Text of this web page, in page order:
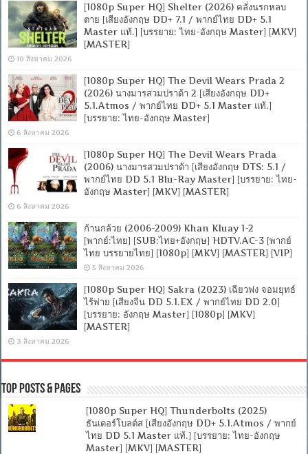
[1080p Super HQ] Shelter (2026) คลั่งนรกหลบ
ตาย [เสียงอังกฤษ DD+ 7.1 / พากย์ไทย DD+ 5.1
Master แท้.] [บรรยาย: ไทย-อังกฤษ Master] [MKV]
[MASTER]
10 สิงหาคม 2026
[1080p Super HQ] The Devil Wears Prada 2
(2026) นางมารสวมปราด้า 2 [เสียงอังกฤษ DD+
5.1.Atmos / พากย์ไทย DD+ 5.1 Master แท้.]
[บรรยาย: ไทย-อังกฤษ Master]
6 สิงหาคม 2026
[1080p Super HQ] The Devil Wears Prada
(2006) นางมารสวมปราด้า [เสียงอังกฤษ DTS: 5.1 /
พากย์ไทย DD 5.1 Blu-Ray Master] [บรรยาย: ไทย-
อังกฤษ Master] [MKV] [MASTER]
6 สิงหาคม 2026
ก้านกล้วย (2006-2009) Khan Kluay 1-2
[พากย์:ไทย] [SUB:ไทย+อังกฤษ] HDTV.AC-3 [พากย์
ไทย บรรยายไทย] [1080p] [MKV] [MASTER] [VIP]
5 สิงหาคม 2026
[1080p Super HQ] Sakra (2023) เฉียวฟง จอมยุทธ์
ไร้พ่าย [เสียงจีน DD 5.1.EX / พากย์ไทย DD 2.0]
[บรรยาย: อังกฤษ Master] [1080p] [MKV]
[MASTER]
3 สิงหาคม 2026
Top Posts & Pages
[1080p Super HQ] Thunderbolts (2025)
ธันเดอร์โบลต์ส [เสียงอังกฤษ DD+ 5.1.Atmos / พากย์
ไทย DD 5.1 Master แท้.] [บรรยาย: ไทย-อังกฤษ
Master] [MKV] [MASTER]